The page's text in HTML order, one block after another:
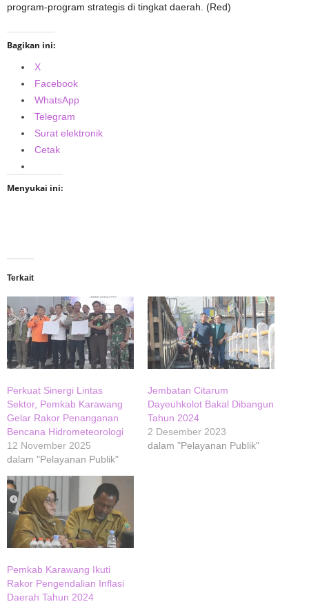
program-program strategis di tingkat daerah. (Red)
Bagikan ini:
X
Facebook
WhatsApp
Telegram
Surat elektronik
Cetak
Menyukai ini:
Terkait
Perkuat Sinergi Lintas
Sektor, Pemkab Karawang
Gelar Rakor Penanganan
Bencana Hidrometeorologi
12 November 2025
dalam "Pelayanan Publik"
Jembatan Citarum
Dayeuhkolot Bakal Dibangun
Tahun 2024
2 Desember 2023
dalam "Pelayanan Publik"
Pemkab Karawang Ikuti
Rakor Pengendalian Inflasi
Daerah Tahun 2024